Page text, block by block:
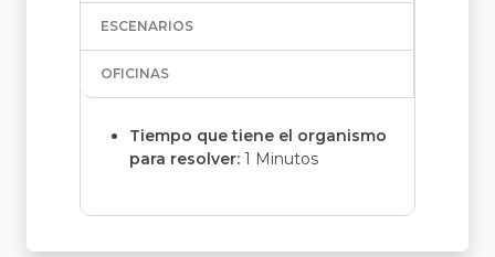
ESCENARIOS
OFICINAS
Tiempo que tiene el organismo
para resolver: 1 Minutos